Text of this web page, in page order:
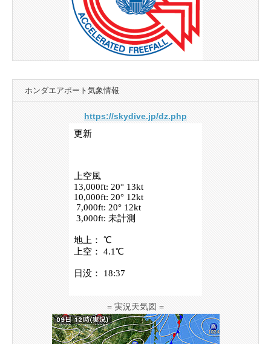
ホンダエアポート気象情報
https://skydive.jp/dz.php
= 実況天気図 =